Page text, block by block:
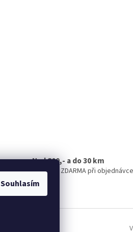
Souhlasím
Nad 800,- a do 30 km
Doručení ZDARMA při
30 km.